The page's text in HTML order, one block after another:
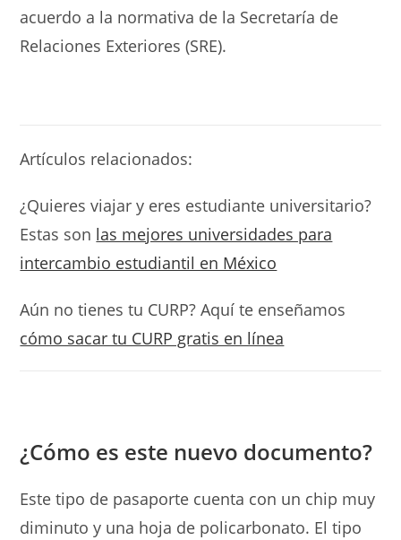
acuerdo a la normativa de la Secretaría de
Relaciones Exteriores (SRE).
Artículos relacionados:
¿Quieres viajar y eres estudiante universitario?
Estas son las mejores universidades para
intercambio estudiantil en México
Aún no tienes tu CURP? Aquí te enseñamos
cómo sacar tu CURP gratis en línea
¿Cómo es este nuevo documento?
Este tipo de pasaporte cuenta con un chip muy
diminuto y una hoja de policarbonato. El tipo